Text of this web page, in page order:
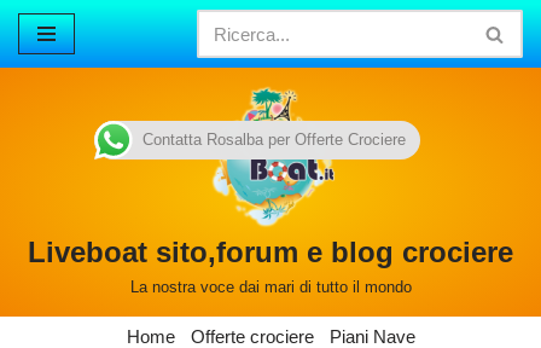
Vai
Liveboat sito,forum e blog crociere
La nostra voce dai mari di tutto il mondo
Home Offerte crociere Piani Nave
Contatta Rosalba per Offerte Crociere